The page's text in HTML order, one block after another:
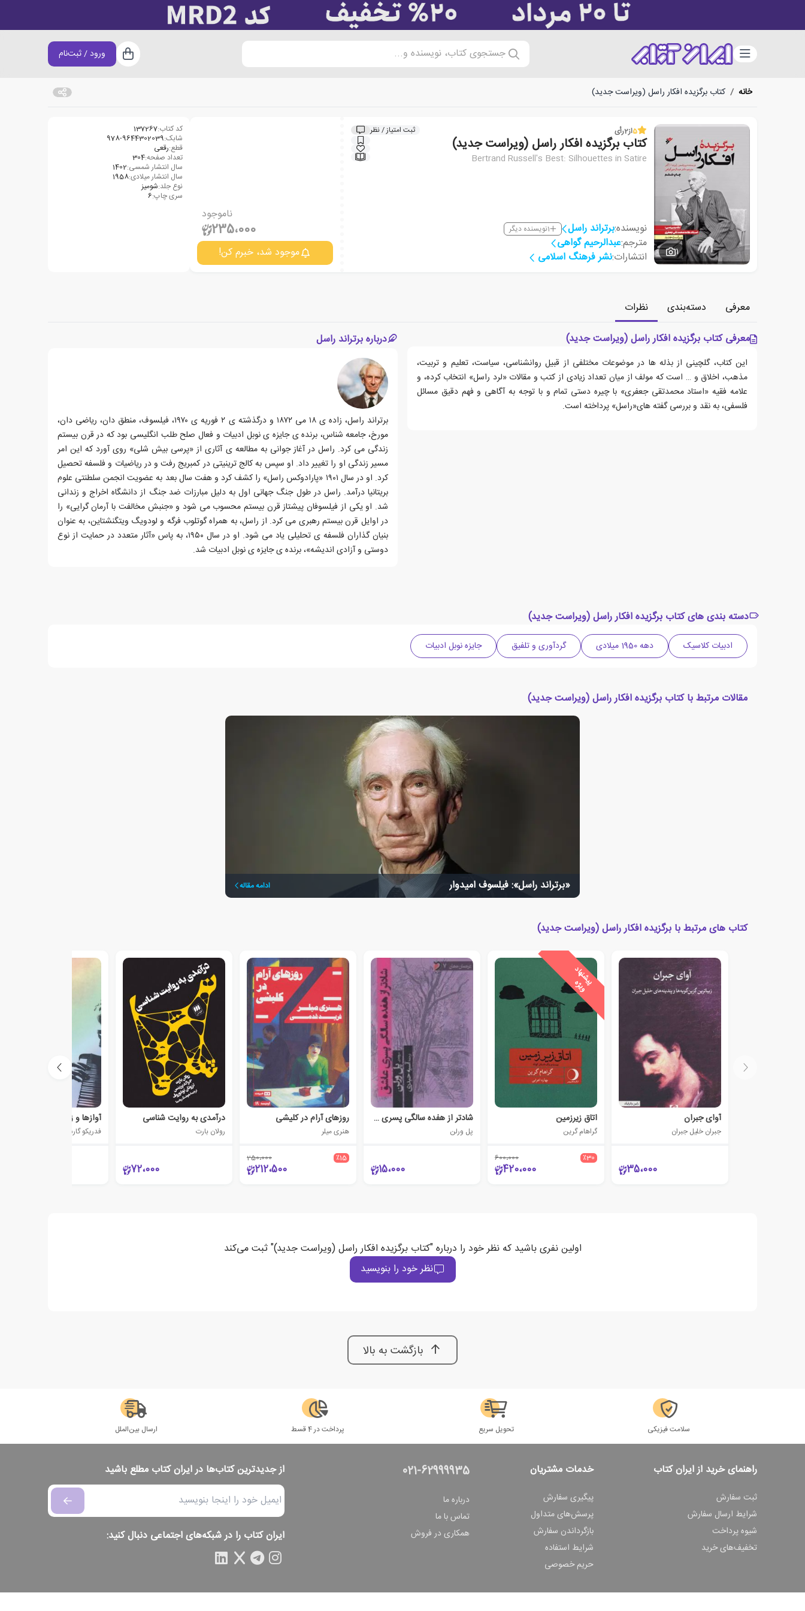
دسته‌بندی جستجوی کتاب، نویسنده و... سبد خرید
ورود / ثبت‌نام
خانه / کتاب برگزیده افکار راسل (ویراست جدید)
1
5از2رأی ثبت امتیاز / نظر
کتاب برگزیده افکار راسل (ویراست جدید)
Bertrand Russell's Best: Silhouettes in Satire
نویسنده:برتراند راسل 1نویسنده دیگر
مترجم:عبدالرحیم گواهی
انتشارات:نشر فرهنگ اسلامی
ناموجود
235،000
موجود شد، خبرم کن!
کد کتاب:137267
شابک:978-9644302039
قطع:رقعی
تعداد صفحه:304
سال انتشار شمسی:1402
سال انتشار میلادی:1958
نوع جلد:شومیز
سری چاپ:6
معرفی دسته‌بندی
نظرات
معرفی کتاب برگزیده افکار راسل (ویراست جدید)
این کتاب، گلچینی از بذله ها در موضوعات مختلفی از قبیل روانشناسی، سیاست، تعلیم و تربیت،
مذهب، اخلاق و … است که مولف از میان تعداد زیادی از کتب و مقالات «لرد راسل» انتخاب کرده، و
علامه فقیه «استاد محمدتقی جعفری» با چیره دستی تمام و با توجه به آگاهی و فهم دقیق مسائل
فلسفی، به نقد و بررسی گفته های‌«راسل» پرداخته است.
درباره برتراند راسل
برتراند راسل، زاده ی ۱۸ می ۱۸۷۲ و درگذشته ی ۲ فوریه ی ۱۹۷۰، فیلسوف، منطق دان، ریاضی دان،
مورخ، جامعه شناس، برنده ی جایزه ی نوبل ادبیات و فعال صلح طلب انگلیسی بود که در قرن بیستم
زندگی می کرد. راسل در آغاز جوانی به مطالعه ی آثاری از «پرسی بیش شلی» روی آورد که این امر
مسیر زندگی او را تغییر داد. او سپس به کالج ترینیتی در کمبریج رفت و در ریاضیات و فلسفه تحصیل
کرد. او در سال ۱۹۰۱ «پارادوکس راسل» را کشف کرد و هفت سال بعد به عضویت انجمن سلطنتی علوم
بریتانیا درآمد. راسل در طول جنگ جهانی اول به دلیل مبارزات ضد جنگ از دانشگاه اخراج و زندانی
شد. او یکی از فیلسوفان پیشتاز قرن بیستم محسوب می شود و «جنبش مخالفت با آرمان گرایی» را
در اوایل قرن بیستم رهبری می کرد. از راسل، به همراه گوتلوب فرگه و لودویگ ویتگنشتاین، به عنوان
بنیان گذاران فلسفه ی تحلیلی یاد می شود. او در سال ۱۹۵۰، به پاس «آثار متعدد در حمایت از نوع
دوستی و آزادی اندیشه»، برنده ی جایزه ی نوبل ادبیات شد.
دسته بندی های کتاب برگزیده افکار راسل (ویراست جدید)
ادبیات کلاسیک دهه 1950 میلادی گردآوری و تلفیق جایزه نوبل ادبیات
مقالات مرتبط با کتاب برگزیده افکار راسل (ویراست جدید)
«برتراند راسل»: فیلسوف امیدوار ادامه مقاله
کتاب های مرتبط با برگزیده افکار راسل (ویراست جدید)
آوای جبران
جبران خلیل جبران
35،000
پ
ی
ش
ن
ه
ا
د
و
ی
ژ
ه
اتاق زیرزمین
گراهام گرین
٪30 600،000
420،000
شادتر از هفده سالگی پسری عاشق
پل ورلن
15،000
روزهای آرام در کلیشی
هنری میلر
٪15 250،000
212،500
درآمدی به روایت شناسی
رولان بارت
72،000
آوازها و زنگ ها
فدریکو گارسیا لورکا
اولین نفری باشید که نظر خود را درباره "کتاب برگزیده افکار راسل (ویراست جدید)" ثبت می‌کند
نظر خود را بنویسید
بازگشت به بالا
سلامت فیزیکی تحویل سریع پرداخت در 4 قسط ارسال بین‌الملل
راهنمای خرید از ایران کتاب
ثبت سفارش
شرایط ارسال سفارش
شیوه پرداخت
تخفیف‌های خرید
خدمات مشتریان
پیگیری سفارش
پرسش‌های متداول
بازگرداندن سفارش
شرایط استفاده
حریم خصوصی
021-62999935
درباره ما
تماس با ما
همکاری در فروش
از جدیدترین کتاب‌ها در ایران کتاب مطلع باشید
ایران کتاب را در شبکه‌های اجتماعی دنبال کنید: